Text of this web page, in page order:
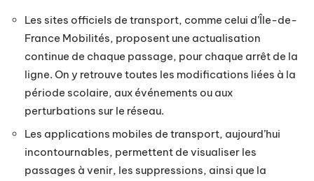
Les sites officiels de transport, comme celui d’Île-de-
France Mobilités, proposent une actualisation
continue de chaque passage, pour chaque arrêt de la
ligne. On y retrouve toutes les modifications liées à la
période scolaire, aux événements ou aux
perturbations sur le réseau.
Les applications mobiles de transport, aujourd’hui
incontournables, permettent de visualiser les
passages à venir, les suppressions, ainsi que la